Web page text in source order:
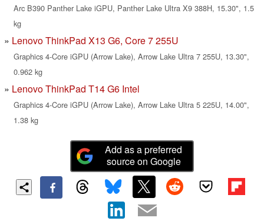
Arc B390 Panther Lake iGPU, Panther Lake Ultra X9 388H, 15.30", 1.5
kg
Lenovo ThinkPad X13 G6, Core 7 255U
Graphics 4-Core iGPU (Arrow Lake), Arrow Lake Ultra 7 255U, 13.30",
0.962 kg
Lenovo ThinkPad T14 G6 Intel
Graphics 4-Core iGPU (Arrow Lake), Arrow Lake Ultra 5 225U, 14.00",
1.38 kg
Add as a preferred
source on Google